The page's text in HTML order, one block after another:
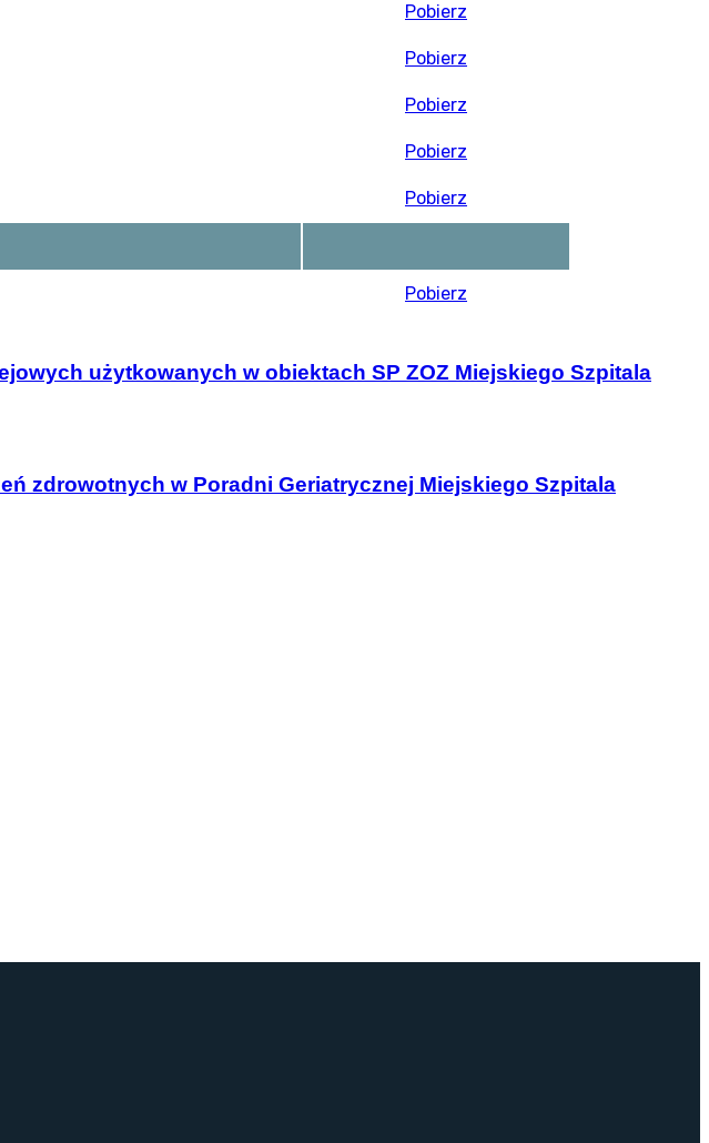
Pobierz
Pobierz
Pobierz
Pobierz
Pobierz
Pobierz
użytkowanych w obiektach SP ZOZ Miejskiego Szpitala
zdrowotnych w Poradni Geriatrycznej Miejskiego Szpitala